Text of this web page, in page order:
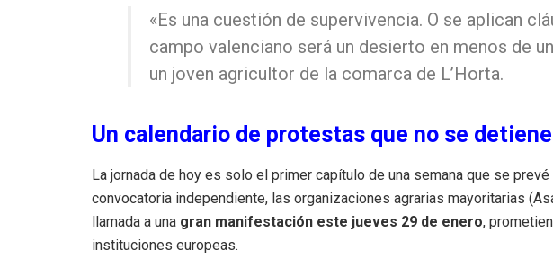
«Es una cuestión de supervivencia. O se aplican
campo valenciano será un desierto en menos de
un joven agricultor de la comarca de L’Horta.
Un calendario de protestas que no se detiene
La jornada de hoy es solo el primer capítulo de una semana que se
convocatoria independiente, las organizaciones agrarias mayoritarias
llamada a una gran manifestación este jueves 29 de enero,
instituciones europeas.